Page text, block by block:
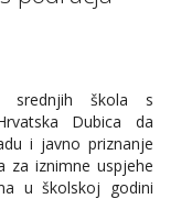
srednjih škola s
Dubica da
i javno priznanje
za iznimne uspjehe
u školskoj godini